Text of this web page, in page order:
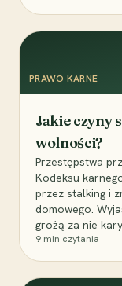
PRAWO KARNE
Jakie czyny
wolności?
Przestępstwa
Kodeksu
przez stalking i
domowego.
grożą za nie
9 min czytania